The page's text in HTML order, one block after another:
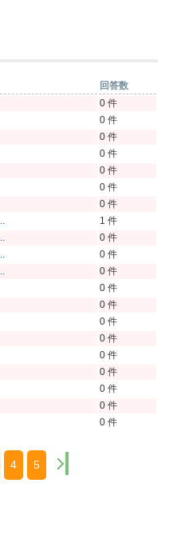
回答数
0 件
0 件
0 件
0 件
0 件
0 件
0 件
1 件
0 件
0 件
0 件
0 件
0 件
0 件
0 件
0 件
0 件
0 件
0 件
0 件
4 5